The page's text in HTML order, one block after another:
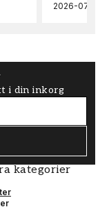
2026-07-22
i din inkorg
kategorier